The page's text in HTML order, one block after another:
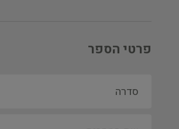
פרטי הספר